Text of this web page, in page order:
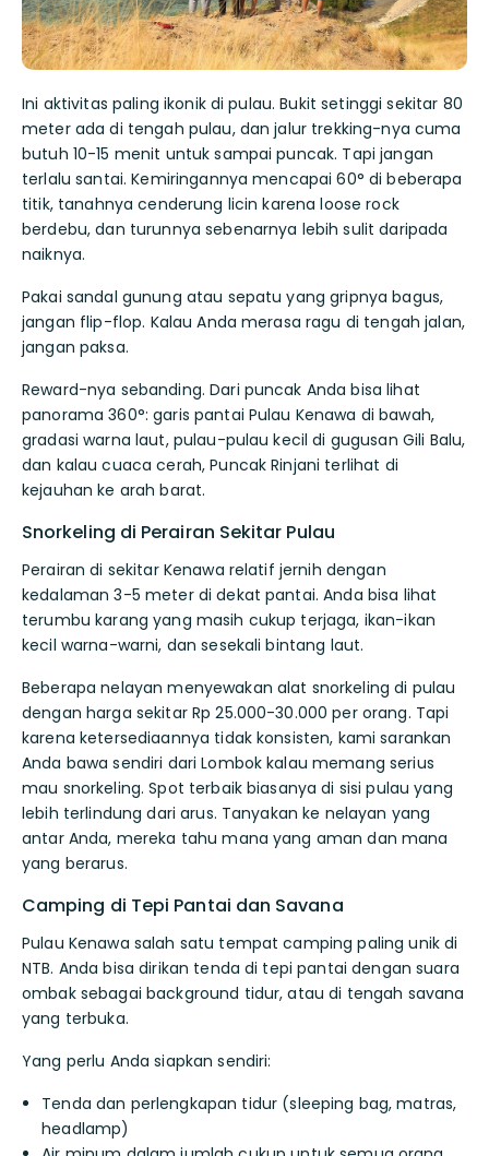
Ini aktivitas paling ikonik di pulau. Bukit setinggi sekitar 80
meter ada di tengah pulau, dan jalur trekking-nya cuma
butuh 10-15 menit untuk sampai puncak. Tapi jangan
terlalu santai. Kemiringannya mencapai 60° di beberapa
titik, tanahnya cenderung licin karena loose rock
berdebu, dan turunnya sebenarnya lebih sulit daripada
naiknya.
Pakai sandal gunung atau sepatu yang gripnya bagus,
jangan flip-flop. Kalau Anda merasa ragu di tengah jalan,
jangan paksa.
Reward-nya sebanding. Dari puncak Anda bisa lihat
panorama 360°: garis pantai Pulau Kenawa di bawah,
gradasi warna laut, pulau-pulau kecil di gugusan Gili Balu,
dan kalau cuaca cerah, Puncak Rinjani terlihat di
kejauhan ke arah barat.
Snorkeling di Perairan Sekitar Pulau
Perairan di sekitar Kenawa relatif jernih dengan
kedalaman 3-5 meter di dekat pantai. Anda bisa lihat
terumbu karang yang masih cukup terjaga, ikan-ikan
kecil warna-warni, dan sesekali bintang laut.
Beberapa nelayan menyewakan alat snorkeling di pulau
dengan harga sekitar Rp 25.000-30.000 per orang. Tapi
karena ketersediaannya tidak konsisten, kami sarankan
Anda bawa sendiri dari Lombok kalau memang serius
mau snorkeling. Spot terbaik biasanya di sisi pulau yang
lebih terlindung dari arus. Tanyakan ke nelayan yang
antar Anda, mereka tahu mana yang aman dan mana
yang berarus.
Camping di Tepi Pantai dan Savana
Pulau Kenawa salah satu tempat camping paling unik di
NTB. Anda bisa dirikan tenda di tepi pantai dengan suara
ombak sebagai background tidur, atau di tengah savana
yang terbuka.
Yang perlu Anda siapkan sendiri:
Tenda dan perlengkapan tidur (sleeping bag, matras,
headlamp)